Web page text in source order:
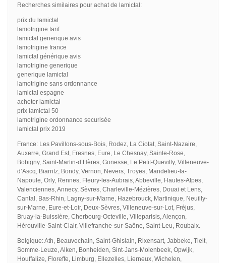
Recherches similaires pour achat de lamictal:
prix du lamictal
lamotrigine tarif
lamictal generique avis
lamotrigine france
lamictal générique avis
lamotrigine generique
generique lamictal
lamotrigine sans ordonnance
lamictal espagne
acheter lamictal
prix lamictal 50
lamotrigine ordonnance securisée
lamictal prix 2019
France: Les Pavillons-sous-Bois, Rodez, La Ciotat, Saint-Nazaire,
Auxerre, Grand Est, Fresnes, Eure, Le Chesnay, Sainte-Rose,
Bobigny, Saint-Martin-d’Hères, Gonesse, Le Petit-Quevilly, Villeneuve-
d’Ascq, Biarritz, Bondy, Vernon, Nevers, Troyes, Mandelieu-la-
Napoule, Orly, Rennes, Fleury-les-Aubrais, Abbeville, Hautes-Alpes,
Valenciennes, Annecy, Sèvres, Charleville-Mézières, Douai et Lens,
Cantal, Bas-Rhin, Lagny-sur-Marne, Hazebrouck, Martinique, Neuilly-
sur-Marne, Eure-et-Loir, Deux-Sèvres, Villeneuve-sur-Lot, Fréjus,
Bruay-la-Buissière, Cherbourg-Octeville, Villeparisis, Alençon,
Hérouville-Saint-Clair, Villefranche-sur-Saône, Saint-Leu, Roubaix.
Belgique: Ath, Beauvechain, Saint-Ghislain, Rixensart, Jabbeke, Tielt,
Somme-Leuze, Alken, Bonheiden, Sint-Jans-Molenbeek, Opwijk,
Houffalize, Floreffe, Limburg, Ellezelles, Lierneux, Wichelen,